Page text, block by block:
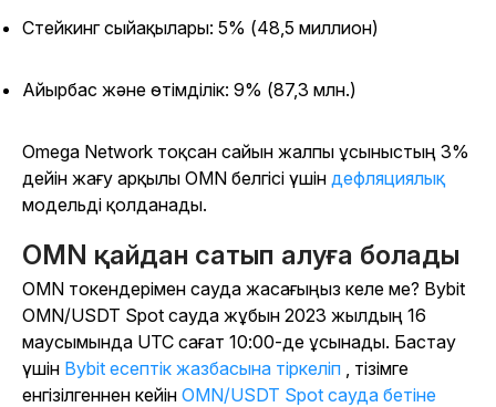
Стейкинг сыйақылары: 5% (48,5 миллион)
Айырбас және өтімділік: 9% (87,3 млн.)
Omega Network тоқсан сайын жалпы ұсыныстың 3%
дейін жағу арқылы OMN белгісі үшін дефляциялық
модельді қолданады.
OMN қайдан сатып алуға болады
OMN токендерімен сауда жасағыңыз келе ме? Bybit
OMN/USDT Spot сауда жұбын 2023 жылдың 16
маусымында UTC сағат 10:00-де ұсынады. Бастау
үшін Bybit есептік жазбасына тіркеліп , тізімге
енгізілгеннен кейін OMN/USDT Spot сауда бетіне